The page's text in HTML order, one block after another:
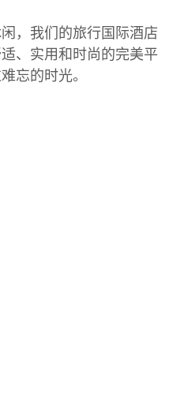
，我们的旅行国际酒店
、实用和时尚的完美平
忘的时光。